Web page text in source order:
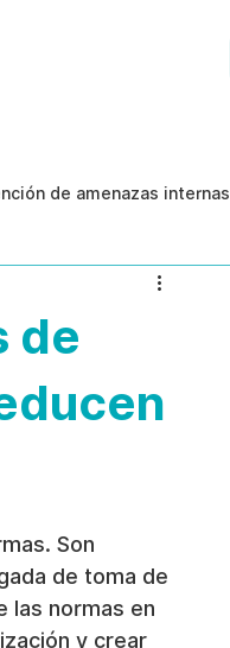
de amenazas internas
de
Son
de toma de
las normas en
y crear